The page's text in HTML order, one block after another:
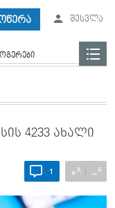
შესვლა
4233 ახალი
1 +A −A